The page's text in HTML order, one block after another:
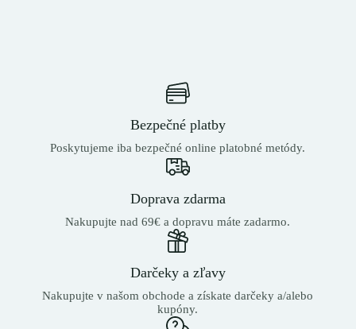
Bezpečné platby
Poskytujeme iba bezpečné online platobné metódy.
Doprava zdarma
Nakupujte nad 69€ a dopravu máte zadarmo.
Darčeky a zľavy
Nakupujte v našom obchode a získate darčeky a/alebo
kupóny.